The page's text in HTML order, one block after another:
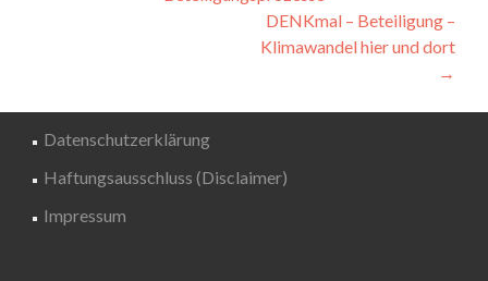
Navigation
DENKmal – Beteiligung –
Klimawandel hier und dort
→
Datenschutzerklärung
Haftungsausschluss (Disclaimer)
Impressum